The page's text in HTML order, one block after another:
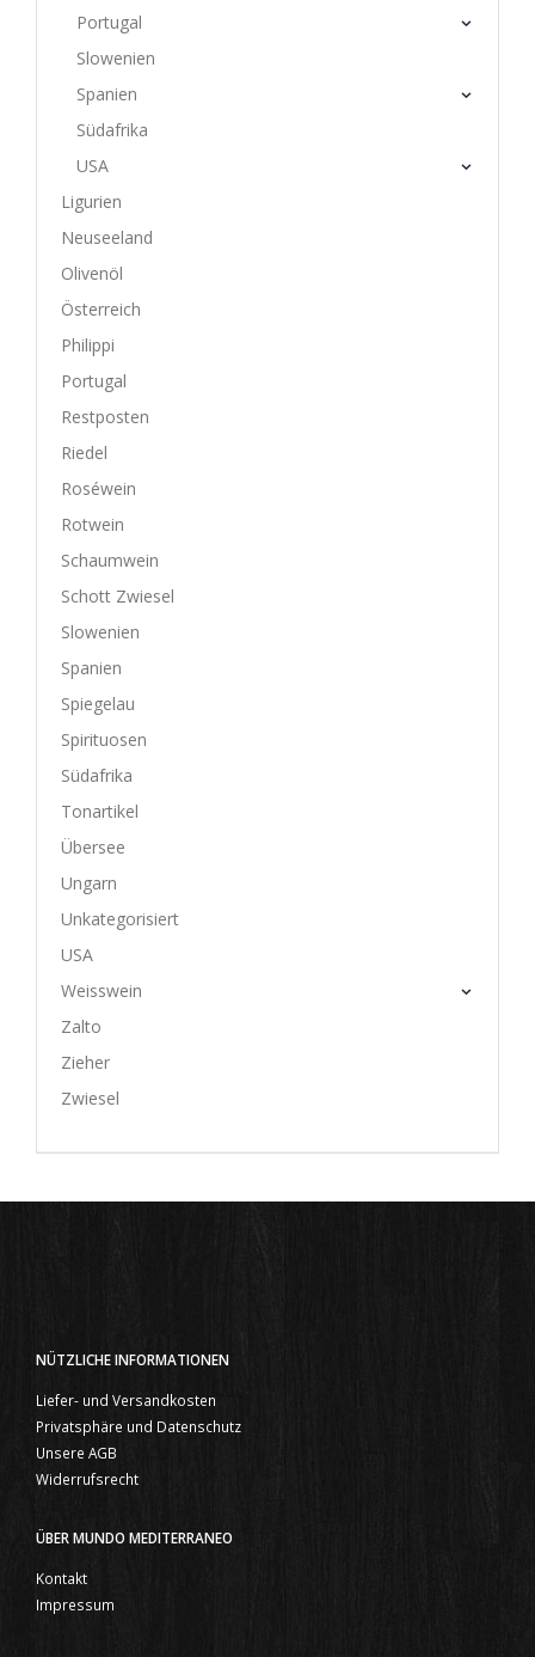
Portugal
Slowenien
Spanien
Südafrika
USA
Ligurien
Neuseeland
Olivenöl
Österreich
Philippi
Portugal
Restposten
Riedel
Roséwein
Rotwein
Schaumwein
Schott Zwiesel
Slowenien
Spanien
Spiegelau
Spirituosen
Südafrika
Tonartikel
Übersee
Ungarn
Unkategorisiert
USA
Weisswein
Zalto
Zieher
Zwiesel
NÜTZLICHE INFORMATIONEN
Liefer- und Versandkosten
Privatsphäre und Datenschutz
Unsere AGB
Widerrufsrecht
ÜBER MUNDO MEDITERRANEO
Kontakt
Impressum